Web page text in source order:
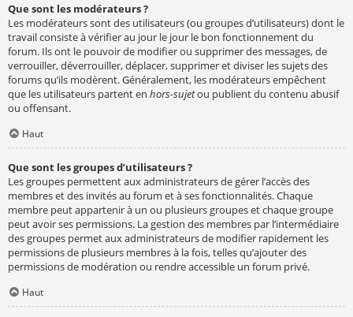
Que sont les modérateurs ?
Les modérateurs sont des utilisateurs (ou groupes d’utilisateurs) dont le
travail consiste à vérifier au jour le jour le bon fonctionnement du
forum. Ils ont le pouvoir de modifier ou supprimer des messages, de
verrouiller, déverrouiller, déplacer, supprimer et diviser les sujets des
forums qu’ils modèrent. Généralement, les modérateurs empêchent
que les utilisateurs partent en hors-sujetou publient du contenu abusif
ou offensant.
Haut
Que sont les groupes d’utilisateurs ?
Les groupes permettent aux administrateurs de gérer l’accès des
membres et des invités au forum et à ses fonctionnalités. Chaque
membre peut appartenir à un ou plusieurs groupes et chaque groupe
peut avoir ses permissions. La gestion des membres par l’intermédiaire
des groupes permet aux administrateurs de modifier rapidement les
permissions de plusieurs membres à la fois, telles qu’ajouter des
permissions de modération ou rendre accessible un forum privé.
Haut